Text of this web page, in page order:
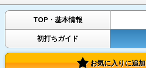
TOP・基本情報
初打ちガイド
お気に入りに追加